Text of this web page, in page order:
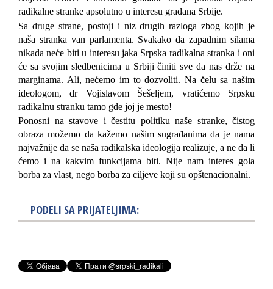
radikalne stranke apsolutno u interesu građana Srbije.
Sa druge strane, postoji i niz drugih razloga zbog kojih je
naša stranka van parlamenta. Svakako da zapadnim silama
nikada neće biti u interesu jaka Srpska radikalna stranka i oni
će sa svojim sledbenicima u Srbiji činiti sve da nas drže na
marginama. Ali, nećemo im to dozvoliti. Na čelu sa našim
ideologom, dr Vojislavom Šešeljem, vratićemo Srpsku
radikalnu stranku tamo gde joj je mesto!
Ponosni na stavove i čestitu politiku naše stranke, čistog
obraza možemo da kažemo našim sugrađanima da je nama
najvažnije da se naša radikalska ideologija realizuje, a ne da li
ćemo i na kakvim funkcijama biti. Nije nam interes gola
borba za vlast, nego borba za ciljeve koji su opštenacionalni.
PODELI SA PRIJATELJIMA: